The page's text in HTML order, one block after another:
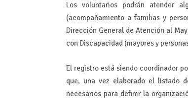
Los voluntarios podrán atender
(acompañamiento a familias y
Dirección General de Atención al
con Discapacidad (mayores y
El registro está siendo coordinador
que, una vez elaborado el listado
necesarios para definir la